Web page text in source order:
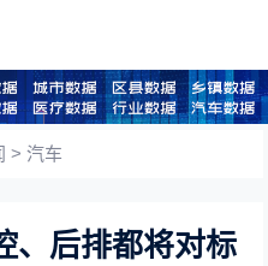
>汽车
、后排都将对标